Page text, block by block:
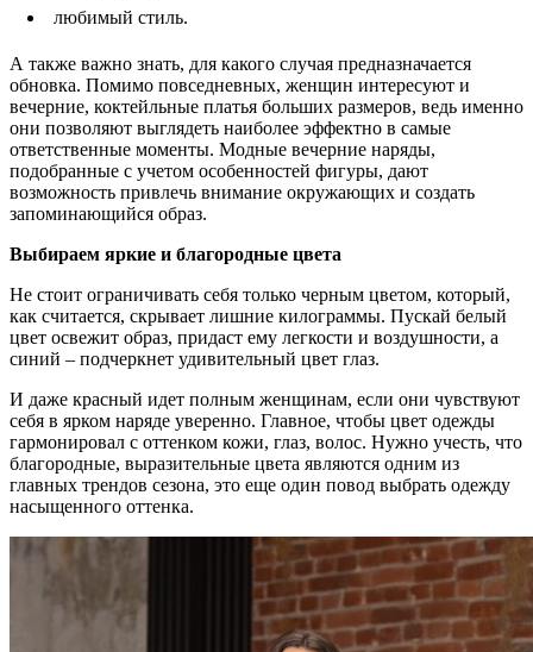
любимый стиль.
А также важно знать, для какого случая предназначается
обновка. Помимо повседневных, женщин интересуют и
вечерние, коктейльные платья больших размеров, ведь именно
они позволяют выглядеть наиболее эффектно в самые
ответственные моменты. Модные вечерние наряды,
подобранные с учетом особенностей фигуры, дают
возможность привлечь внимание окружающих и создать
запоминающийся образ.
Выбираем яркие и благородные цвета
Не стоит ограничивать себя только черным цветом, который,
как считается, скрывает лишние килограммы. Пускай белый
цвет освежит образ, придаст ему легкости и воздушности, а
синий – подчеркнет удивительный цвет глаз.
И даже красный идет полным женщинам, если они чувствуют
себя в ярком наряде уверенно. Главное, чтобы цвет одежды
гармонировал с оттенком кожи, глаз, волос. Нужно учесть, что
благородные, выразительные цвета являются одним из
главных трендов сезона, это еще один повод выбрать одежду
насыщенного оттенка.